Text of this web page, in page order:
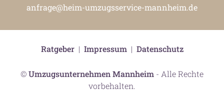
anfrage@heim-umzugsservice-mannheim.de
©Umzugsunternehmen Mannheim - Alle Rechte
vorbehalten.
Ratgeber| Impressum| Datenschutz